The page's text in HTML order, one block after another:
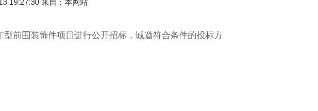
配件库 社会招聘
19:27:30 来自：本网站
前围装饰件项目进行公开招标，诚邀符合条件的投标方